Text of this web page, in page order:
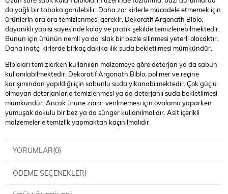
da yağlı bir tabaka görülebilir. Daha zor kirlerle mücadele etmemek için
ürünlerin ara ara temizlenmesi gerekir. Dekoratif Argonath Biblo,
dayanıklı yapısı sayesinde kolay ve pratik şekilde temizlenebilmektedir.
Bunun için ürünün nemli ya da ıslak bir bezle silinmesi yeterli olacaktır.
Daha inatçı kirlerde birkaç dakika ılık suda bekletilmesi mümkündür.
Bibloları temizlerken kullanılan malzemeye göre deterjan ya da sabun
kullanılabilmektedir. Dekoratif Argonath Biblo, polimer ve reçine
karışımından yapıldığı için sabunlu suda yıkanabilmektedir. Çok güçlü
olmayan deterjanlarla temizlenmesi ya da deterjanlı suda bekletilmesi
mümkündür. Ancak ürüne zarar verilmemesi için ovalama yaparken
yumuşak dokulu bir bez ya da sünger kullanılmalıdır. Asit içerikli
malzemelerle temizlik yapmaktan kaçınılmalıdır.
YORUMLAR(0)
ÖDEME SEÇENEKLERI